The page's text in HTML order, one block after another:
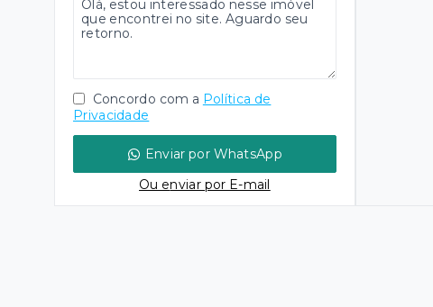
Concordo com a Política de
Privacidade
Enviar por WhatsApp
Ou enviar por E-mail